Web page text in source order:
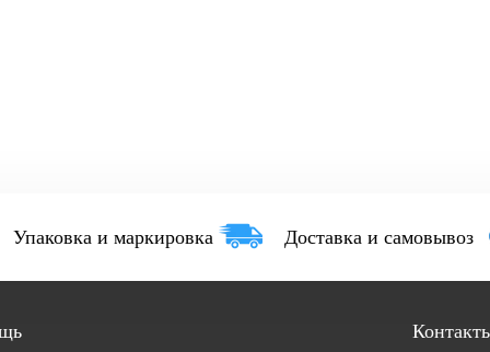
Упаковка и маркировка Доставка и самовывоз